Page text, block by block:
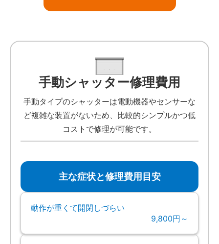
手動シャッター修理費用
手動タイプのシャッターは電動機器やセンサーな
ど複雑な装置がないため、比較的シンプルかつ低
コストで修理が可能です。
主な症状と修理費用目安
動作が重くて開閉しづらい
9,800円～